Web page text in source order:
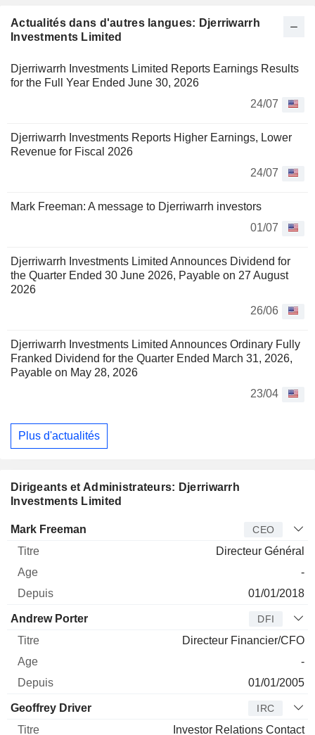
Actualités dans d'autres langues: Djerriwarrh
Investments Limited
Djerriwarrh Investments Limited Reports Earnings Results
for the Full Year Ended June 30, 2026
24/07
Djerriwarrh Investments Reports Higher Earnings, Lower
Revenue for Fiscal 2026
24/07
Mark Freeman: A message to Djerriwarrh investors
01/07
Djerriwarrh Investments Limited Announces Dividend for
the Quarter Ended 30 June 2026, Payable on 27 August
2026
26/06
Djerriwarrh Investments Limited Announces Ordinary Fully
Franked Dividend for the Quarter Ended March 31, 2026,
Payable on May 28, 2026
23/04
Plus d'actualités
Dirigeants et Administrateurs: Djerriwarrh
Investments Limited
Dirigeant Titre
Mark Freeman CEO
Directeur Général
-
01/01/2018
Andrew Porter DFI
Directeur Financier/CFO
-
01/01/2005
Geoffrey Driver IRC
Investor Relations Contact